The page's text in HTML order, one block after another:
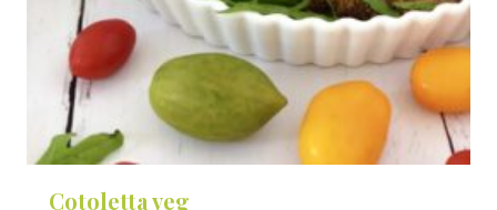
Cotoletta veg